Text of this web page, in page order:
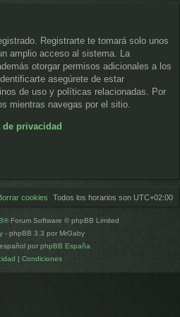
Registrarte te tomará solo unos
amplio acceso al sistema. La
otorgar permisos adicionales a los
asegúrete de estar
de uso y políticas relacionadas. Por
mientras navegas por el sitio.
de privacidad
Todos los horarios son UTC+02:00
cookies
® Forum Software © phpBB Limited
- phpBB 3.3 por MrGaby
por phpBB España
| Condiciones